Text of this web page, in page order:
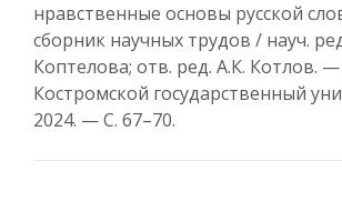
нравственные основы русской
сборник научных трудов / науч.
Коптелова; отв. ред. А.К. Котлов.
Костромской государственный
2024. — С. 67–70.